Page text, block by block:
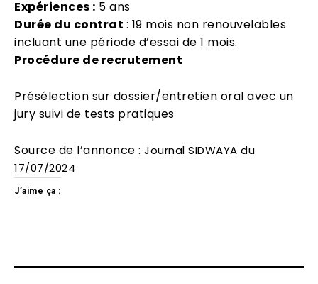
Expériences : 5 ans
Durée du contrat : 19 mois non renouvelables
incluant une période d’essai de 1 mois.
Procédure de recrutement
Présélection sur dossier/entretien oral avec un
jury suivi de tests pratiques
Source de l’annonce : Journal SIDWAYA du
17/07/2024
J’aime ça :